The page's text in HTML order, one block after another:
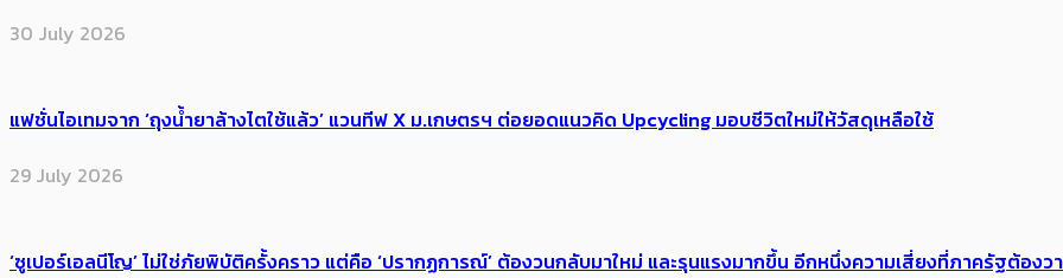
30 July 2026
แฟชั่นไอเทมจาก ‘ถุงน้ำยาล้างไตใช้แล้ว’ แวนทีฟ X ม.เกษตรฯ ต่อยอดแนวคิด Upcycling มอบชีวิตใหม่ให้วัสดุเหลือใช้
29 July 2026
‘ซูเปอร์เอลนีโญ’ ไม่ใช่ภัยพิบัติครั้งคราว แต่คือ ‘ปรากฏการณ์’ ​ต้อง​วนกลับมาใหม่ และรุนแรงมากขึ้น อีกหนึ่งความเสี่ยงที่ภาครัฐต้อง